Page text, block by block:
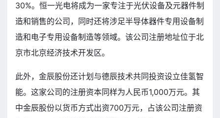
30%。恒一光电将成为一家专注于光伏设备及元器件制
造和销售的公司，同时还将涉足半导体器件专用设备制
造和电子专用设备制造等领域。该公司注册地址位于北
京市北京经济技术开发区。
此外，金辰股份还计划与德辰技术共同投资设立佳氢智
能。这家公司的注册资本同样为人民币1,000万元。其
中金辰股份以货币方式出资700万元，占该公司注册资